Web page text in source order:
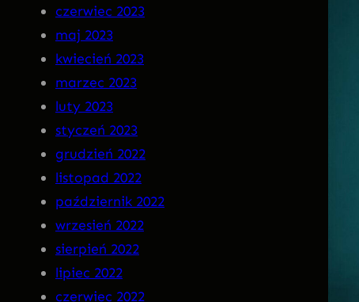
czerwiec 2023
maj 2023
kwiecień 2023
marzec 2023
luty 2023
styczeń 2023
grudzień 2022
listopad 2022
październik 2022
wrzesień 2022
sierpień 2022
lipiec 2022
czerwiec 2022